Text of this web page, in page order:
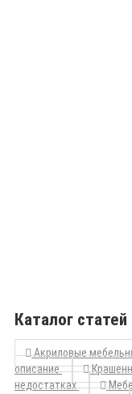
Каталог статей
Акриловые
описание
недостатках